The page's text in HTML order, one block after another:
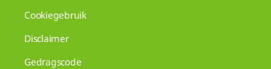
Cookiegebruik
Disclaimer
Gedragscode